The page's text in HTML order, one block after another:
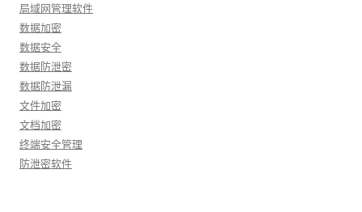
局域网管理软件
数据加密
数据安全
数据防泄密
数据防泄漏
文件加密
文档加密
终端安全管理
防泄密软件